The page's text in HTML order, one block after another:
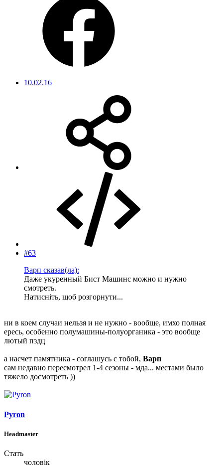
10.02.16
#63
Варп сказав(ла):
Даже укуренный Бист Машинс можно и нужно
смотреть.
Натисніть, щоб розгорнути...
ни в коем случаи нельзя и не нужно - вообще, имхо полная
ересь, особенно полумашины-полуорганика - это вообще
лютый пздц
а насчет памятника - соглашусь с тобой, Варп
сам недавно пересмотрел 1-4 сезоны - мда... местами было
тяжело досмотреть ))
Pyron
Headmaster
Стать
чоловік